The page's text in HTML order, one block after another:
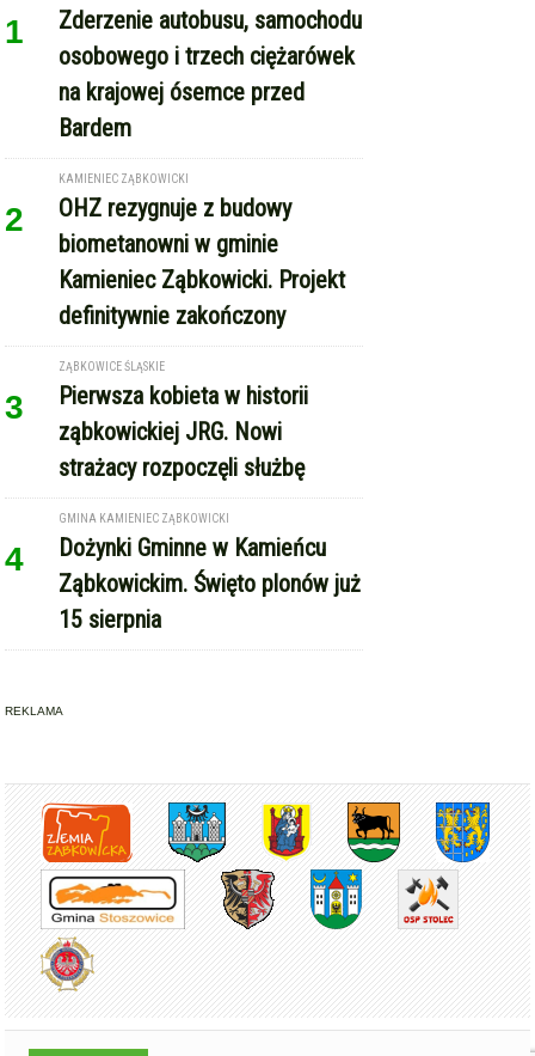
1
Zderzenie autobusu, samochodu
osobowego i trzech ciężarówek
na krajowej ósemce przed
Bardem
2
KAMIENIEC ZĄBKOWICKI
OHZ rezygnuje z budowy
biometanowni w gminie
Kamieniec Ząbkowicki. Projekt
definitywnie zakończony
3
ZĄBKOWICE ŚLĄSKIE
Pierwsza kobieta w historii
ząbkowickiej JRG. Nowi
strażacy rozpoczęli służbę
4
GMINA KAMIENIEC ZĄBKOWICKI
Dożynki Gminne w Kamieńcu
Ząbkowickim. Święto plonów już
15 sierpnia
REKLAMA